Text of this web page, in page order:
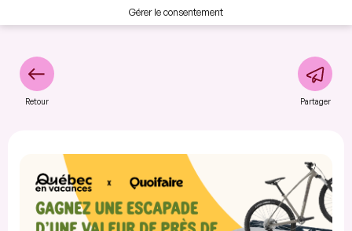
Gérer le consentement
Retour Partager